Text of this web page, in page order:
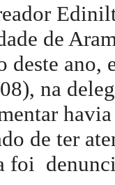
de
deste ano,
na
de ter
foi